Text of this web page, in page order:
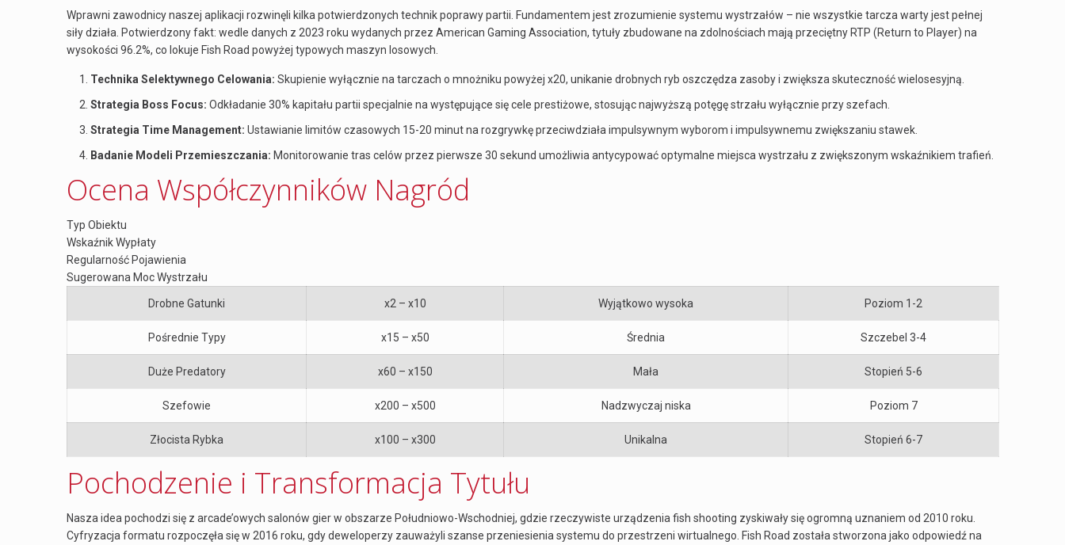
Wprawni zawodnicy naszej aplikacji rozwinęli kilka potwierdzonych technik poprawy partii. Fundamentem jest zrozumienie systemu wystrzałów – nie wszystkie tarcza warty jest pełnej
siły działa. Potwierdzony fakt: wedle danych z 2023 roku wydanych przez American Gaming Association, tytuły zbudowane na zdolnościach mają przeciętny RTP (Return to Player) na
wysokości 96.2%, co lokuje Fish Road powyżej typowych maszyn losowych.
Technika Selektywnego Celowania: Skupienie wyłącznie na tarczach o mnożniku powyżej x20, unikanie drobnych ryb oszczędza zasoby i zwiększa skuteczność wielosesyjną.
Strategia Boss Focus: Odkładanie 30% kapitału partii specjalnie na występujące się cele prestiżowe, stosując najwyższą potęgę strzału wyłącznie przy szefach.
Strategia Time Management: Ustawianie limitów czasowych 15-20 minut na rozgrywkę przeciwdziała impulsywnym wyborom i impulsywnemu zwiększaniu stawek.
Badanie Modeli Przemieszczania: Monitorowanie tras celów przez pierwsze 30 sekund umożliwia antycypować optymalne miejsca wystrzału z zwiększonym wskaźnikiem trafień.
Ocena Współczynników Nagród
Typ Obiektu
Wskaźnik Wypłaty
Regularność Pojawienia
Sugerowana Moc Wystrzału
Drobne Gatunki x2 – x10 Wyjątkowo wysoka Poziom 1-2
Pośrednie Typy x15 – x50 Średnia Szczebel 3-4
Duże Predatory x60 – x150 Mała Stopień 5-6
Szefowie x200 – x500 Nadzwyczaj niska Poziom 7
Złocista Rybka x100 – x300 Unikalna Stopień 6-7
Pochodzenie i Transformacja Tytułu
Nasza idea pochodzi się z arcade’owych salonów gier w obszarze Południowo-Wschodniej, gdzie rzeczywiste urządzenia fish shooting zyskiwały się ogromną uznaniem od 2010 roku.
Cyfryzacja formatu rozpoczęła się w 2016 roku, gdy deweloperzy zauważyli szanse przeniesienia systemu do przestrzeni wirtualnego. Fish Road została stworzona jako odpowiedź na